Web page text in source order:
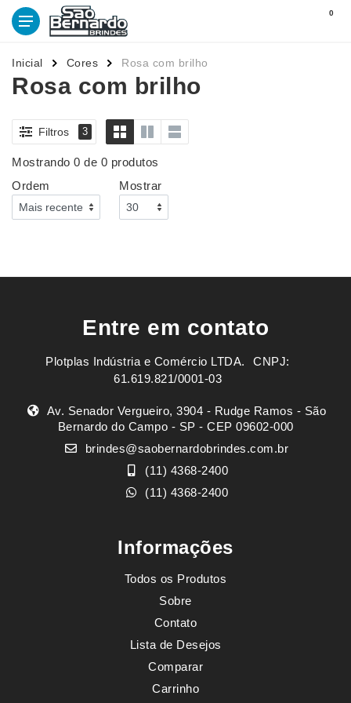
0
Inicial Cores Rosa com brilho
Rosa com brilho
Filtros 3
Mostrando 0 de 0 produtos
Ordem
Mostrar
Entre em contato
Plotplas Indústria e Comércio LTDA. ㅤㅤㅤ CNPJ:
61.619.821/0001-03
Av. Senador Vergueiro, 3904 - Rudge Ramos - São
Bernardo do Campo - SP - CEP 09602-000
brindes@saobernardobrindes.com.br
(11) 4368-2400
(11) 4368-2400
Informações
Todos os Produtos
Sobre
Contato
Lista de Desejos
Comparar
Carrinho